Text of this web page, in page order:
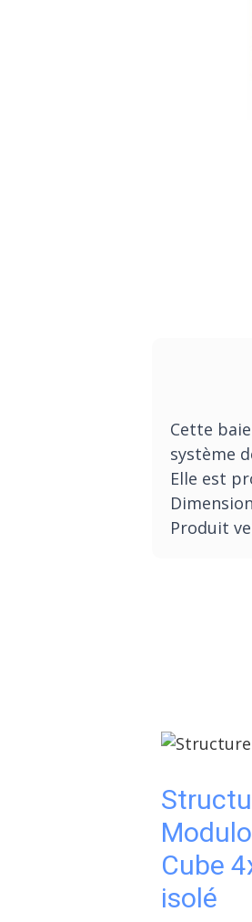
Cette
système
Elle est
Produit
Modulo
Cube
isolé